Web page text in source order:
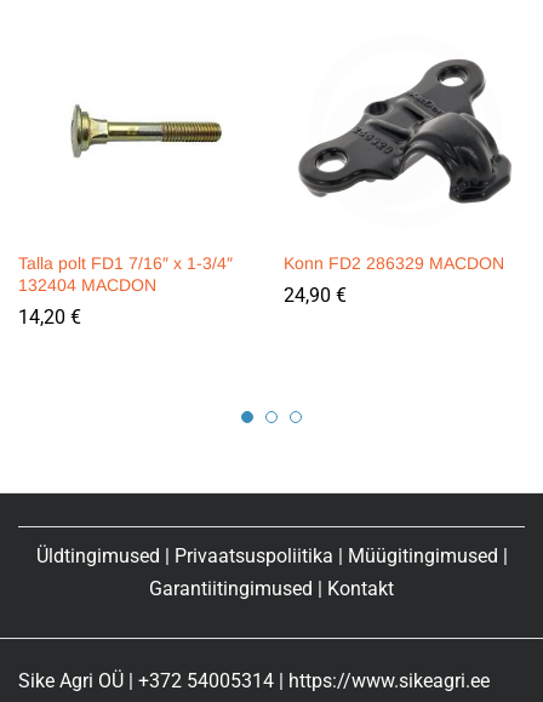
Talla polt FD1 7/16″ x 1-3/4″
132404 MACDON
14,20 €
Konn FD2 286329 MACDON
24,90 €
Üldtingimused Privaatsuspoliitika Müügitingimused
Garantiitingimused
Kontakt
Sike Agri OÜ | +372 54005314 | https://www.sikeagri.ee